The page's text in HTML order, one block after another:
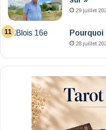
29 juillet
28 juillet